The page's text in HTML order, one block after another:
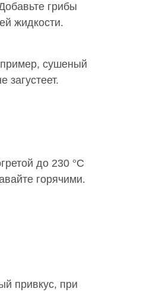
грибы
жидкости.
сушеный
загустеет.
до 230 °C
горячими.
привкус, при